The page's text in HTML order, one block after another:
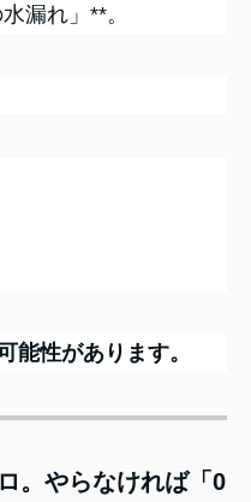
漏れ」**。
能性があります。
。やらなければ「0